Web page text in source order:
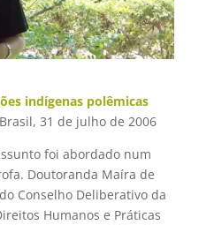
indígenas polêmicas
31 de julho de 2006
foi abordado num
Doutoranda Maíra de
Conselho Deliberativo da
Humanos e Práticas